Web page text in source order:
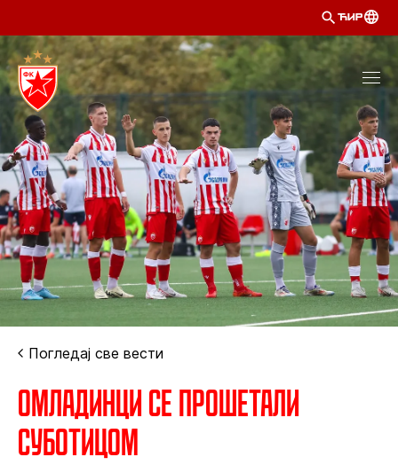
ЋИР
Погледај све вести
Омладинци се прошетали
Суботицом